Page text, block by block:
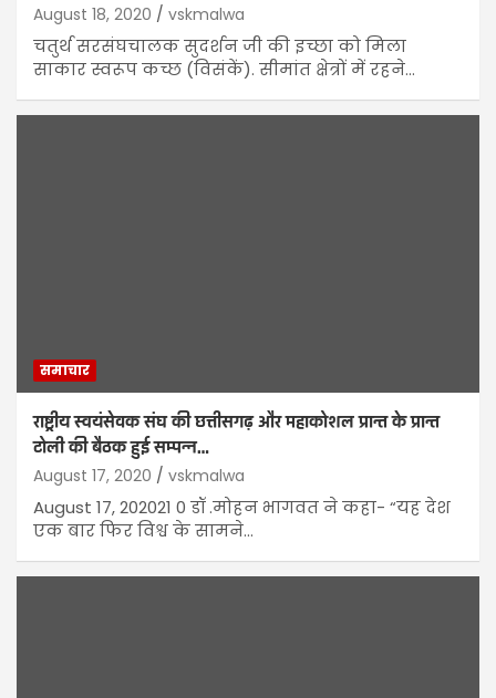
August 18, 2020 vskmalwa
चतुर्थ सरसंघचालक सुदर्शन जी की इच्छा को मिला
साकार स्वरूप कच्छ (विसंकें). सीमांत क्षेत्रों में रहने…
समाचार
राष्ट्रीय स्वयंसेवक संघ की छत्तीसगढ़ और महाकोशल प्रान्त के प्रान्त
टोली की बैठक हुई सम्पन्न…
August 17, 2020 vskmalwa
August 17, 202021 0 डॉ .मोहन भागवत ने कहा- “यह देश
एक बार फिर विश्व के सामने…